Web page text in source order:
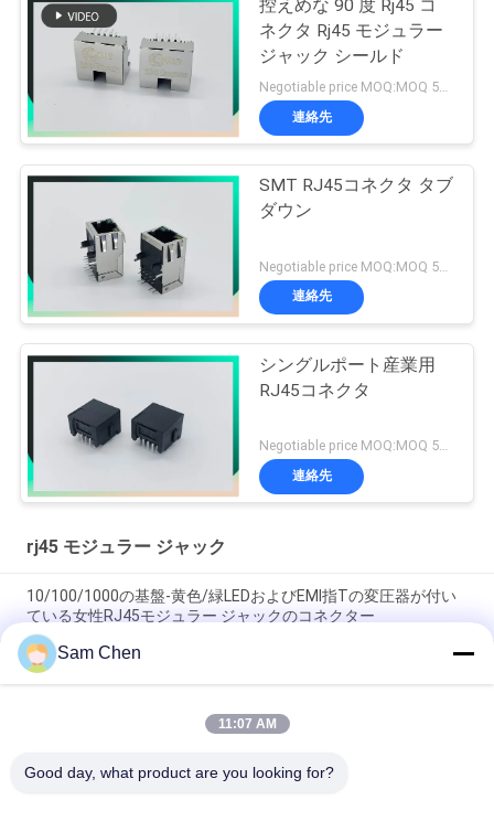
控えめな 90 度 Rj45 コ
ネクタ Rj45 モジュラー
ジャック シールド
連絡先
SMT RJ45コネクタ タブ
ダウン
連絡先
シングルポート産業用
RJ45コネクタ
Negotiable price MOQ:MOQ 500-5kpcs
連絡先
rj45 モジュラー ジャック
10/100/1000の基盤-黄色/緑LEDおよびEMI指Tの変圧器が付い
ている女性RJ45モジュラー ジャックのコネクター
1x1イーサネットMolex RJ45モジュラー ジャック18.1Lの黒い横
のプラスチック
はんだのパッドとのROHS公認8P8C RJ45 SMTジャック控えめ
Sam Chen
11:07 AM
Good day, what product are you looking for?